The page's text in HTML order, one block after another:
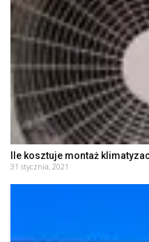
Ile kosztuje montaż
31 stycznia, 2021